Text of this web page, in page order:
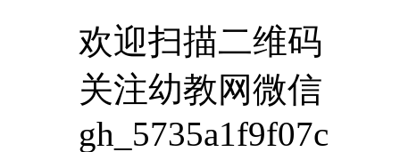
欢迎扫描二维码
关注幼教网微信
gh_5735a1f9f07c